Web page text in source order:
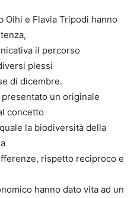
Oihi e Flavia Tripodi hanno
il percorso
plessi
di dicembre.
presentato un originale
concetto
la biodiversità della
rispetto reciproco e
hanno dato vita ad un